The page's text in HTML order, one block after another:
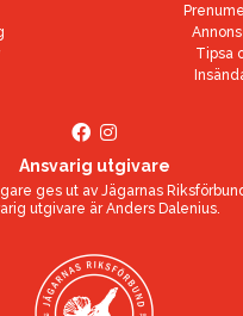
Tipsa
Ansvarig utgivare
ges ut av Jägarnas
utgivare ärAnders Dalenius.